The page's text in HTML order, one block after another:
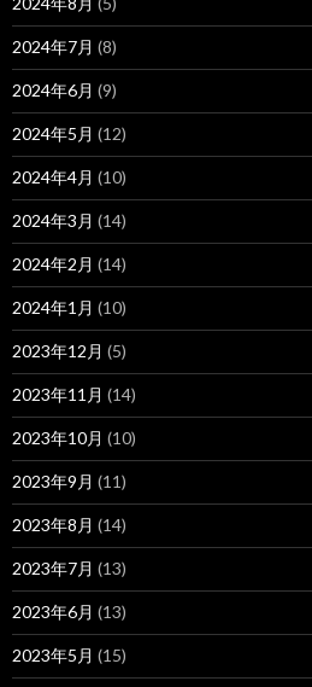
2024年7月 (8)
2024年6月 (9)
2024年5月 (12)
2024年4月 (10)
2024年3月 (14)
2024年2月 (14)
2024年1月 (10)
2023年12月 (5)
2023年11月 (14)
2023年10月 (10)
2023年9月 (11)
2023年8月 (14)
2023年7月 (13)
2023年6月 (13)
2023年5月 (15)